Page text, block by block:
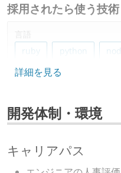
採用されたら使う技術
言語
ruby
python
フレームワーク
データベース
ソースコード管理
詳細を見る
開発体制・環境
キャリアパス